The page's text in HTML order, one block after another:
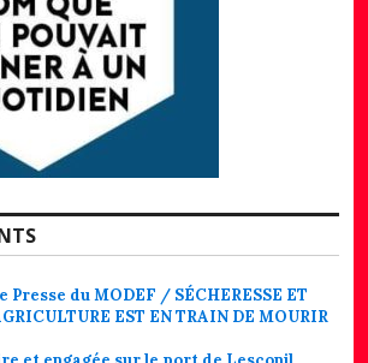
Presse du MODEF / SÉCHERESSE ET
EST EN TRAIN DE MOURIR